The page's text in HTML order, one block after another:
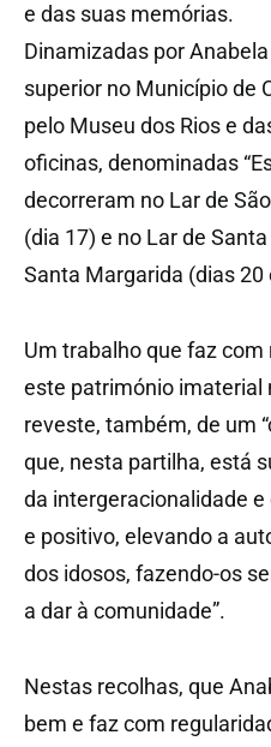
e das suas memórias.
Dinamizadas por
superior no Município de
pelo Museu dos Rios e
oficinas, denominadas
decorreram no Lar de
(dia 17) e no Lar de
Santa Margarida (dias 20
Um trabalho que faz com
este património imaterial
reveste, também, de um
que, nesta partilha, está
da intergeracionalidade
e positivo, elevando a
dos idosos, fazendo-os
a dar à comunidade”.
Nestas recolhas, que
bem e faz com